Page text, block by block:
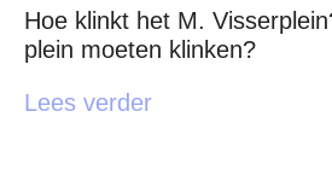
Hoe klinkt het M.
plein moeten klinken?
Lees verder